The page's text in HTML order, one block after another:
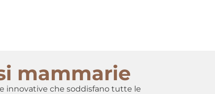
mammarie
innovative che soddisfano tutte le